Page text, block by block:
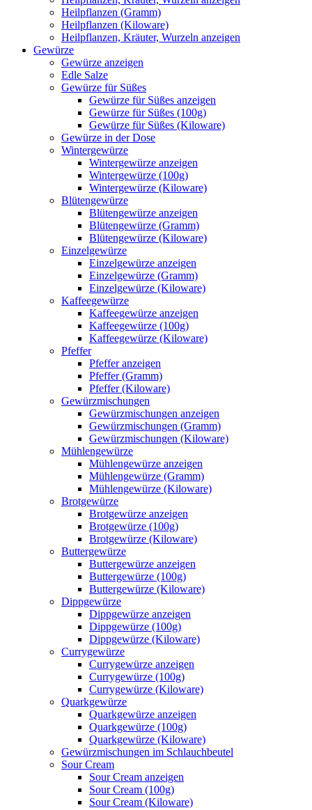
Heilpflanzen (Gramm)
Heilpflanzen (Kiloware)
Heilpflanzen, Kräuter, Wurzeln anzeigen
Gewürze
Gewürze anzeigen
Edle Salze
Gewürze für Süßes
Gewürze für Süßes anzeigen
Gewürze für Süßes (100g)
Gewürze für Süßes (Kiloware)
Gewürze in der Dose
Wintergewürze
Wintergewürze anzeigen
Wintergewürze (100g)
Wintergewürze (Kiloware)
Blütengewürze
Blütengewürze anzeigen
Blütengewürze (Gramm)
Blütengewürze (Kiloware)
Einzelgewürze
Einzelgewürze anzeigen
Einzelgewürze (Gramm)
Einzelgewürze (Kiloware)
Kaffeegewürze
Kaffeegewürze anzeigen
Kaffeegewürze (100g)
Kaffeegewürze (Kiloware)
Pfeffer
Pfeffer anzeigen
Pfeffer (Gramm)
Pfeffer (Kiloware)
Gewürzmischungen
Gewürzmischungen anzeigen
Gewürzmischungen (Gramm)
Gewürzmischungen (Kiloware)
Mühlengewürze
Mühlengewürze anzeigen
Mühlengewürze (Gramm)
Mühlengewürze (Kiloware)
Brotgewürze
Brotgewürze anzeigen
Brotgewürze (100g)
Brotgewürze (Kiloware)
Buttergewürze
Buttergewürze anzeigen
Buttergewürze (100g)
Buttergewürze (Kiloware)
Dippgewürze
Dippgewürze anzeigen
Dippgewürze (100g)
Dippgewürze (Kiloware)
Currygewürze
Currygewürze anzeigen
Currygewürze (100g)
Currygewürze (Kiloware)
Quarkgewürze
Quarkgewürze anzeigen
Quarkgewürze (100g)
Quarkgewürze (Kiloware)
Gewürzmischungen im Schlauchbeutel
Sour Cream
Sour Cream anzeigen
Sour Cream (100g)
Sour Cream (Kiloware)